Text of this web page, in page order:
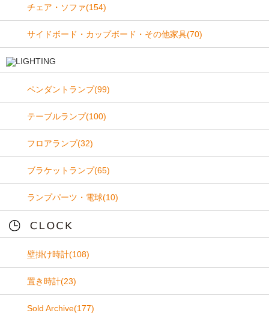
チェア・ソファ(154)
サイドボード・カップボード・その他家具(70)
ペンダントランプ(99)
テーブルランプ(100)
フロアランプ(32)
ブラケットランプ(65)
ランプパーツ・電球(10)
壁掛け時計(108)
置き時計(23)
Sold Archive(177)